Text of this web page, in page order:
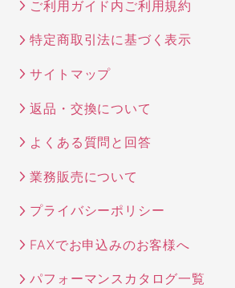
ご利用ガイド内ご利用規約
特定商取引法に基づく表示
サイトマップ
返品・交換について
よくある質問と回答
業務販売について
プライバシーポリシー
FAXでお申込みのお客様へ
パフォーマンスカタログ一覧